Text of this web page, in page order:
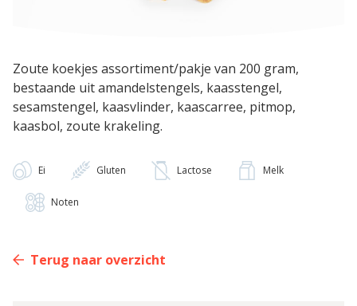
Zoute koekjes assortiment/pakje van 200 gram,
bestaande uit amandelstengels, kaasstengel,
sesamstengel, kaasvlinder, kaascarree, pitmop,
kaasbol, zoute krakeling.
Ei Gluten Lactose Melk
Noten
Terug naar overzicht